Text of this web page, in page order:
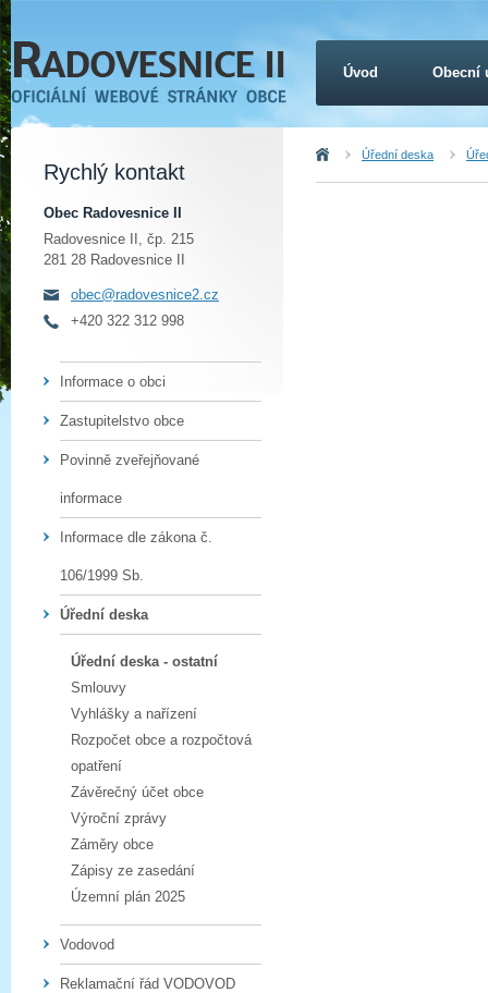
Úvod Úřední deska
Rychlý kontakt
Obec Radovesnice II
Radovesnice II, čp. 215
281 28 Radovesnice II
obec@radovesnice2.cz
+420 322 312 998
Informace o obci
Zastupitelstvo obce
Povinně zveřejňované
informace
Informace dle zákona č.
106/1999 Sb.
Úřední deska
Úřední deska - ostatní
Smlouvy
Vyhlášky a nařízení
Rozpočet obce a rozpočtová
opatření
Závěrečný účet obce
Výroční zprávy
Záměry obce
Zápisy ze zasedání
Územní plán 2025
Vodovod
Reklamační řád VODOVOD
Úvod Obecní